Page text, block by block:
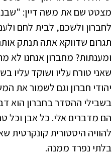
מצטט שם את משה דיין:
לחברון ולשכם, לבית לחם
תגרום שדווקא אתה תנתק
ומענתות? מחברון אנחנו לא
שאני טורח עליו ושוקד עליו
יהודי חברון וגם לשמור את
בשבילי ההסדר בחברון הוא
הם מדברים אלי. כל אבן וכל
להוויה היסטורית קונקרטית
בלתי נפרד ממנה.